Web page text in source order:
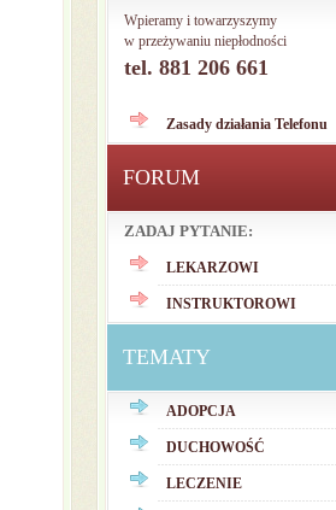
Wpieramy i towarzyszymy
w przeżywaniu niepłodności
tel. 881 206 661
Zasady działania Telefonu
FORUM
ZADAJ PYTANIE:
LEKARZOWI
INSTRUKTOROWI
TEMATY
ADOPCJA
DUCHOWOŚĆ
LECZENIE